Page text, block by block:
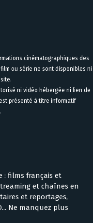
cinématographiques des
ou série ne sont disponibles ni
ni vidéo hébergée ni lien de
présenté à titre informatif
: films français et
et chaînes en
et reportages,
Ne manquez plus